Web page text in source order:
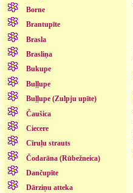
Borne
Brantupīte
Brasla
Brasliņa
Bukupe
Buļļupe
Buļļupe (Zulpju upīte)
Čaušica
Ciecere
Cīruļu strauts
Čodarāna (Rūbežneica)
Dančupīte
Dārziņu atteka